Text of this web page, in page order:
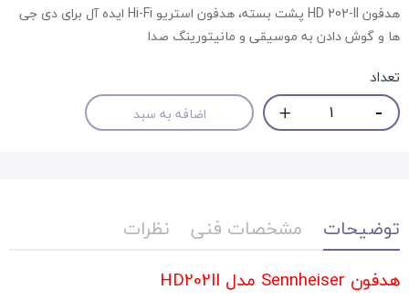
هدفون HD 202-II پشت بسته، هدفون استریو Hi-Fi ایده آل برای دی جی
ها و گوش دادن به موسیقی و مانیتورینگ صدا
تعداد
اضافه به سبد
توضیحات مشخصات فنی نظرات
هدفون